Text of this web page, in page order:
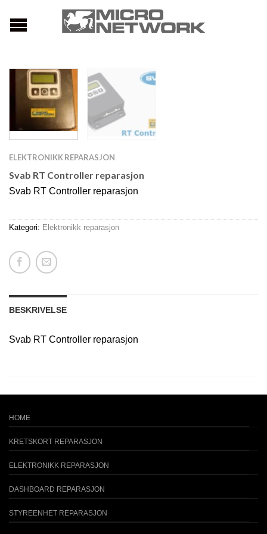
ELEKTRONIKK REPARASJON
Svab RT Controller reparasjon
Svab RT Controller reparasjon
Kategori: Elektronikk reparasjon
BESKRIVELSE
Svab RT Controller reparasjon
HOME
KRETSKORT REPARASJON
ELEKTRONIKK REPARASJON
DASHBOARD REPARASJON
STYREENHET REPARASJON